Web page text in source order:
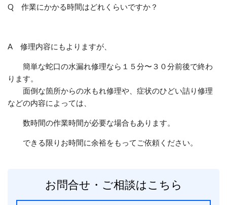
Q 作業にかかる時間はどれくらいですか？
A 修理内容にもよりますが、
簡単な蛇口の水漏れ修理なら１５分〜３０分前後で終わ
ります。
面倒な箇所からの水もれ修理や、症状のひどい詰り修理
などの内容によっては、
数時間の作業時間が必要な場合もあります。
できる限りお時間に余裕をもってご依頼ください。
お問合せ・ご相談はこちら